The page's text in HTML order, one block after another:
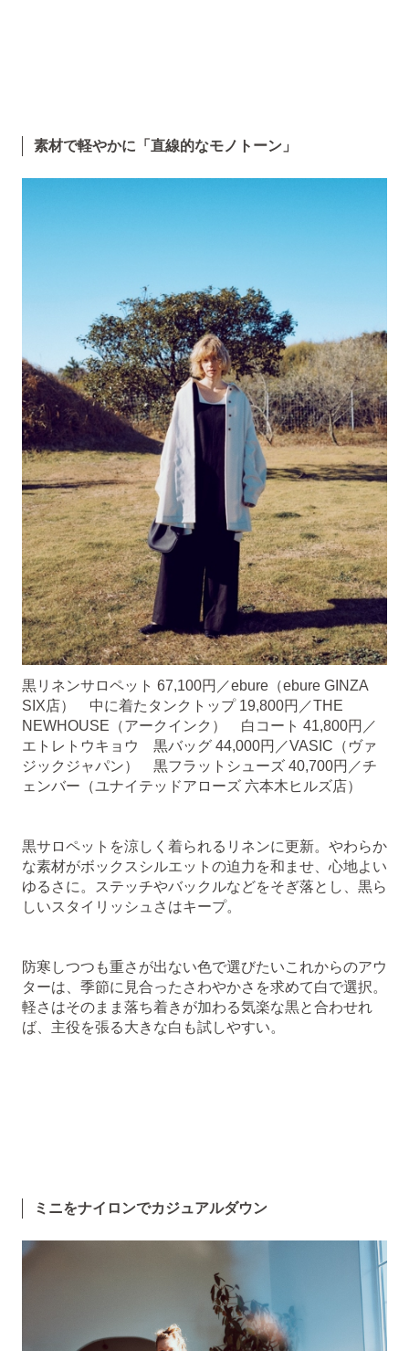
素材で軽やかに「直線的なモノトーン」
黒リネンサロペット 67,100円／ebure（ebure GINZA
SIX店） 中に着たタンクトップ 19,800円／THE
NEWHOUSE（アークインク） 白コート 41,800円／
エトレトウキョウ 黒バッグ 44,000円／VASIC（ヴァ
ジックジャパン） 黒フラットシューズ 40,700円／チ
ェンバー（ユナイテッドアローズ 六本木ヒルズ店）
黒サロペットを涼しく着られるリネンに更新。やわらか
な素材がボックスシルエットの迫力を和ませ、心地よい
ゆるさに。ステッチやバックルなどをそぎ落とし、黒ら
しいスタイリッシュさはキープ。
防寒しつつも重さが出ない色で選びたいこれからのアウ
ターは、季節に見合ったさわやかさを求めて白で選択。
軽さはそのまま落ち着きが加わる気楽な黒と合わせれ
ば、主役を張る大きな白も試しやすい。
ミニをナイロンでカジュアルダウン